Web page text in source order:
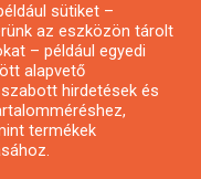
sütiket –
az eszközön tárolt
– például egyedi
alapvető
hirdetések és
termékek